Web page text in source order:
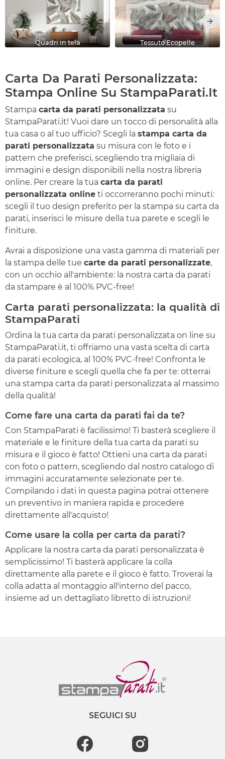
Quadri in tela Tessuto Ecopelle
Carta Da Parati Personalizzata:
Stampa Online Su StampaParati.it
Stampa carta da parati personalizzata su
StampaParati.it! Vuoi dare un tocco di personalità alla
tua casa o al tuo ufficio? Scegli la stampa carta da
parati personalizzata su misura con le foto e i
pattern che preferisci, scegliendo tra migliaia di
immagini e design disponibili nella nostra libreria
online. Per creare la tua carta da parati
personalizzata online ti occorreranno pochi minuti:
scegli il tuo design preferito per la stampa su carta da
parati, inserisci le misure della tua parete e scegli le
finiture.
Avrai a disposizione una vasta gamma di materiali per
la stampa delle tue carte da parati personalizzate,
con un occhio all'ambiente: la nostra carta da parati
da stampare è al 100% PVC-free!
Carta parati personalizzata: la qualità di
StampaParati
Ordina la tua carta da parati personalizzata on line su
StampaParati.it, ti offriamo una vasta scelta di carta
da parati ecologica, al 100% PVC-free! Confronta le
diverse finiture e scegli quella che fa per te: otterrai
una stampa carta da parati personalizzata al massimo
della qualità!
Come fare una carta da parati fai da te?
Con StampaParati è facilissimo! Ti basterà scegliere il
materiale e le finiture della tua carta da parati su
misura e il gioco è fatto! Ottieni una carta da parati
con foto o pattern, scegliendo dal nostro catalogo di
immagini accuratamente selezionate per te.
Compilando i dati in questa pagina potrai ottenere
un preventivo in maniera rapida e procedere
direttamente all'acquisto!
Come usare la colla per carta da parati?
Applicare la nostra carta da parati personalizzata è
semplicissimo! Ti basterà applicare la colla
direttamente alla parete e il gioco è fatto. Troverai la
colla adatta al montaggio all'interno del pacco,
insieme ad un dettagliato libretto di istruzioni!
SEGUICI SU